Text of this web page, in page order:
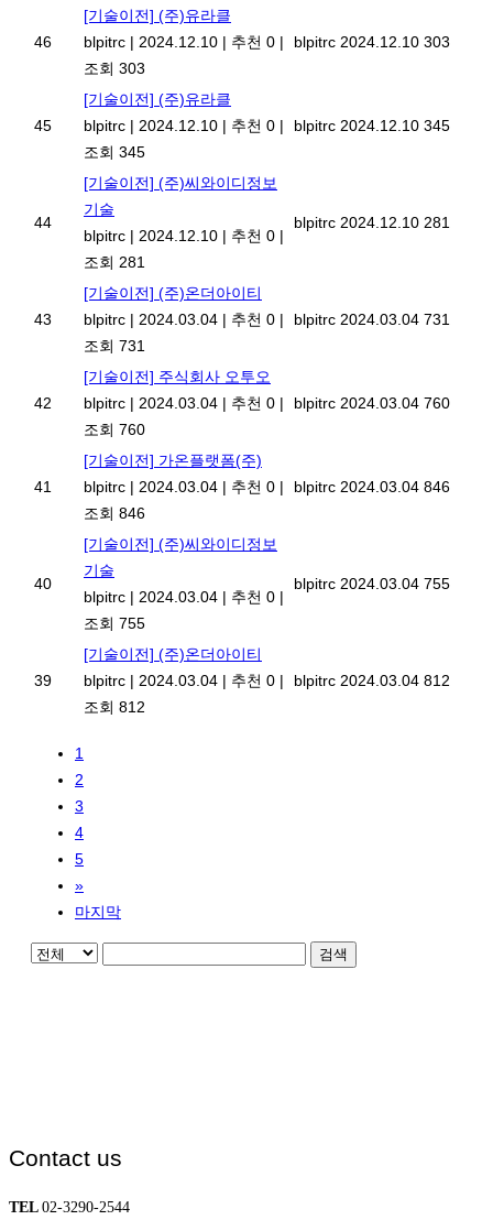
46
[기술이전] (주)유라클
blpitrc | 2024.12.10 | 추천 0 |
조회 303
blpitrc 2024.12.10 303
45
[기술이전] (주)유라클
blpitrc | 2024.12.10 | 추천 0 |
조회 345
blpitrc 2024.12.10 345
44
[기술이전] (주)씨와이디정보
기술
blpitrc | 2024.12.10 | 추천 0 |
조회 281
blpitrc 2024.12.10 281
43
[기술이전] (주)온더아이티
blpitrc | 2024.03.04 | 추천 0 |
조회 731
blpitrc 2024.03.04 731
42
[기술이전] 주식회사 오투오
blpitrc | 2024.03.04 | 추천 0 |
조회 760
blpitrc 2024.03.04 760
41
[기술이전] 가온플랫폼(주)
blpitrc | 2024.03.04 | 추천 0 |
조회 846
blpitrc 2024.03.04 846
40
[기술이전] (주)씨와이디정보
기술
blpitrc | 2024.03.04 | 추천 0 |
조회 755
blpitrc 2024.03.04 755
39
[기술이전] (주)온더아이티
blpitrc | 2024.03.04 | 추천 0 |
조회 812
blpitrc 2024.03.04 812
1
2
3
4
5
»
마지막
검색
Contact us
TEL02-3290-2544